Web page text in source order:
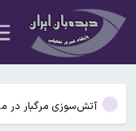
عکس و فیلم
یافته جدید: سرعت
شده است
جزئیات جدید افزایش
چه افرادی معاف
آتش‌سوزی مرگبار در